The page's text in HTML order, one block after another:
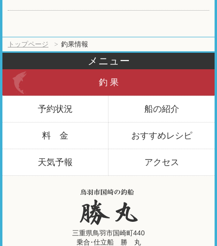
トップページ 釣果情報
メニュー
釣 果
予約状況 船の紹介
料 金 おすすめレシピ
天気予報 アクセス
三重県鳥羽市国崎町440
乗合･仕立船 勝 丸